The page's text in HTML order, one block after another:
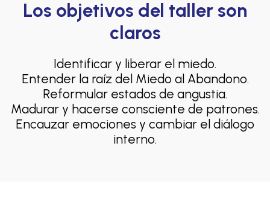
Los objetivos del taller son
claros
Identificar y liberar el miedo.
Entender la raíz del Miedo al Abandono.
Reformular estados de angustia.
Madurar y hacerse consciente de patrones.
Encauzar emociones y cambiar el diálogo
interno.